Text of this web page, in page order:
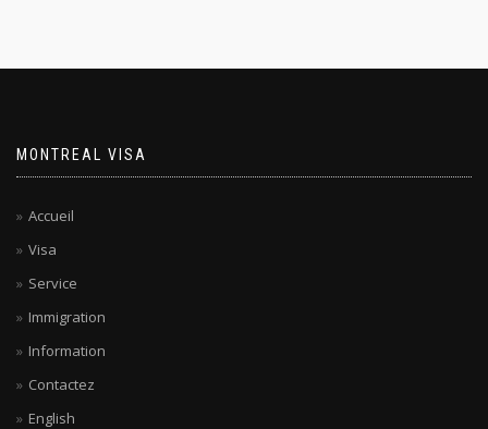
MONTREAL VISA
Accueil
Visa
Service
Immigration
Information
Contactez
English